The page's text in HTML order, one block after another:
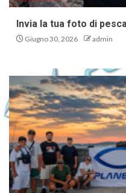
Invia la tua foto di
Giugno 30, 2026 admin